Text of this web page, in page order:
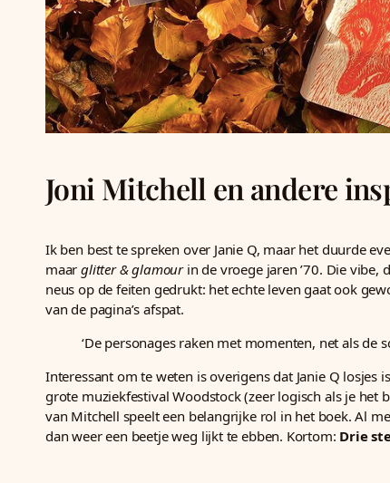
Joni Mitchell en andere
Ik ben best te spreken over Janie Q, maar het duurde
maarglitter & glamourin de vroege jaren ’70. Die vibe,
neus op de feiten gedrukt: het echte leven gaat ook
van de pagina’s afspat.
‘De personages raken met momenten, net als de
Interessant om te weten is overigens dat Janie Q losjes
grote muziekfestival Woodstock (zeer logisch als je het
van Mitchell speelt een belangrijke rol in het boek. Al
dan weer een beetje weg lijkt te ebben. Kortom: Drie